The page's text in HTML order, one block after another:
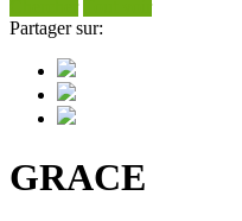
Partager sur:
GRACE